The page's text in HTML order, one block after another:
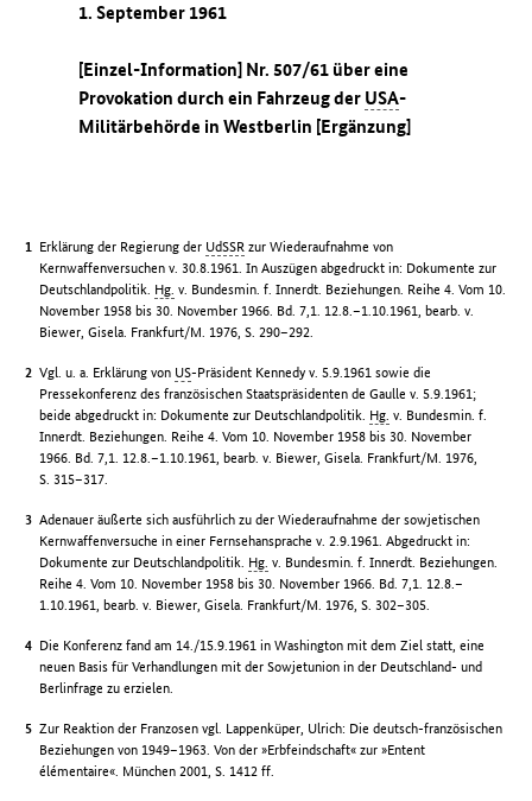
1. September 1961
[Einzel-Information] Nr. 507/61 über eine
Provokation durch ein Fahrzeug der USA-
Militärbehörde in Westberlin [Ergänzung]
Erklärung der Regierung der UdSSR zur Wiederaufnahme von
Kernwaffenversuchen v. 30.8.1961. In Auszügen abgedruckt in: Dokumente zur
Deutschlandpolitik. Hg. v. Bundesmin. f. Innerdt. Beziehungen. Reihe 4. Vom 10.
November 1958 bis 30. November 1966. Bd. 7,1. 12.8.–1.10.1961, bearb. v.
Biewer, Gisela. Frankfurt/M. 1976, S. 290–292.
Vgl. u. a. Erklärung von US-Präsident Kennedy v. 5.9.1961 sowie die
Pressekonferenz des französischen Staatspräsidenten de Gaulle v. 5.9.1961;
beide abgedruckt in: Dokumente zur Deutschlandpolitik. Hg. v. Bundesmin. f.
Innerdt. Beziehungen. Reihe 4. Vom 10. November 1958 bis 30. November
1966. Bd. 7,1. 12.8.–1.10.1961, bearb. v. Biewer, Gisela. Frankfurt/M. 1976,
S. 315–317.
Adenauer äußerte sich ausführlich zu der Wiederaufnahme der sowjetischen
Kernwaffenversuche in einer Fernsehansprache v. 2.9.1961. Abgedruckt in:
Dokumente zur Deutschlandpolitik. Hg. v. Bundesmin. f. Innerdt. Beziehungen.
Reihe 4. Vom 10. November 1958 bis 30. November 1966. Bd. 7,1. 12.8.–
1.10.1961, bearb. v. Biewer, Gisela. Frankfurt/M. 1976, S. 302–305.
Die Konferenz fand am 14./15.9.1961 in Washington mit dem Ziel statt, eine
neuen Basis für Verhandlungen mit der Sowjetunion in der Deutschland- und
Berlinfrage zu erzielen.
Zur Reaktion der Franzosen vgl. Lappenküper, Ulrich: Die deutsch-französischen
Beziehungen von 1949–1963. Von der »Erbfeindschaft« zur »Entent
élémentaire«. München 2001, S. 1412 ff.